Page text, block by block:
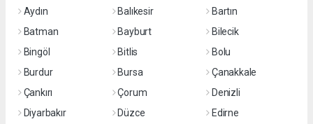
Aydın
Balıkesir
Bartın
Batman
Bayburt
Bilecik
Bingöl
Bitlis
Bolu
Burdur
Bursa
Çanakkale
Çankırı
Çorum
Denizli
Diyarbakır
Düzce
Edirne